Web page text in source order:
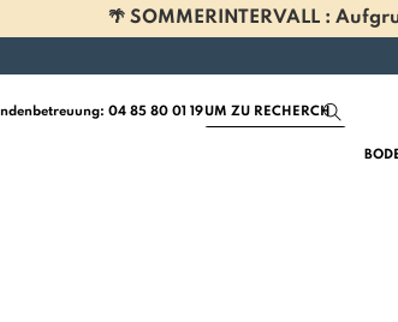
🌴 SOMMERINTERVALL :
04 85 80 01 19